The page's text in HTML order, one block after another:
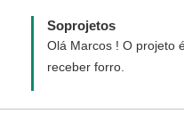
Soprojetos
Olá Marcos ! O projeto
receber forro.